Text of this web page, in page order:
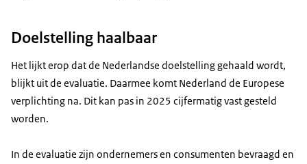
Doelstelling haalbaar
Het lijkt erop dat de Nederlandse doelstelling gehaald wordt,
blijkt uit de evaluatie. Daarmee komt Nederland de Europese
verplichting na. Dit kan pas in 2025 cijfermatig vast gesteld
worden.
In de evaluatie zijn ondernemers en consumenten bevraagd en